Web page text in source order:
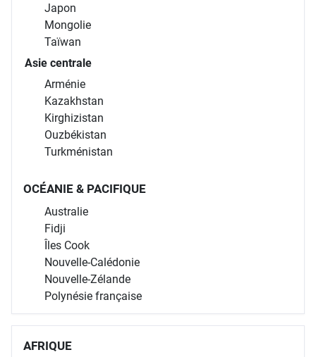
Japon
Mongolie
Taïwan
Asie centrale
Arménie
Kazakhstan
Kirghizistan
Ouzbékistan
Turkménistan
OCÉANIE & PACIFIQUE
Australie
Fidji
Îles Cook
Nouvelle-Calédonie
Nouvelle-Zélande
Polynésie française
AFRIQUE